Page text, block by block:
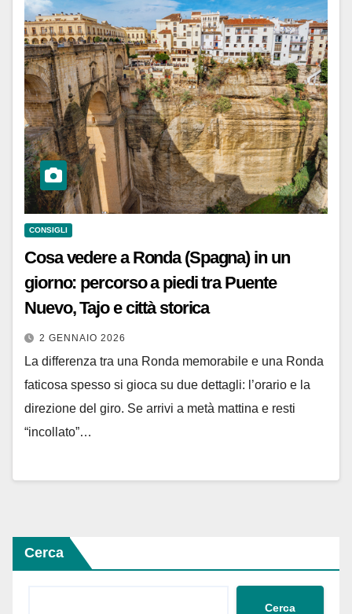
CONSIGLI
Cosa vedere a Ronda (Spagna) in un
giorno: percorso a piedi tra Puente
Nuevo, Tajo e città storica
2 GENNAIO 2026
La differenza tra una Ronda memorabile e una Ronda
faticosa spesso si gioca su due dettagli: l’orario e la
direzione del giro. Se arrivi a metà mattina e resti
“incollato”…
Cerca
Cerca